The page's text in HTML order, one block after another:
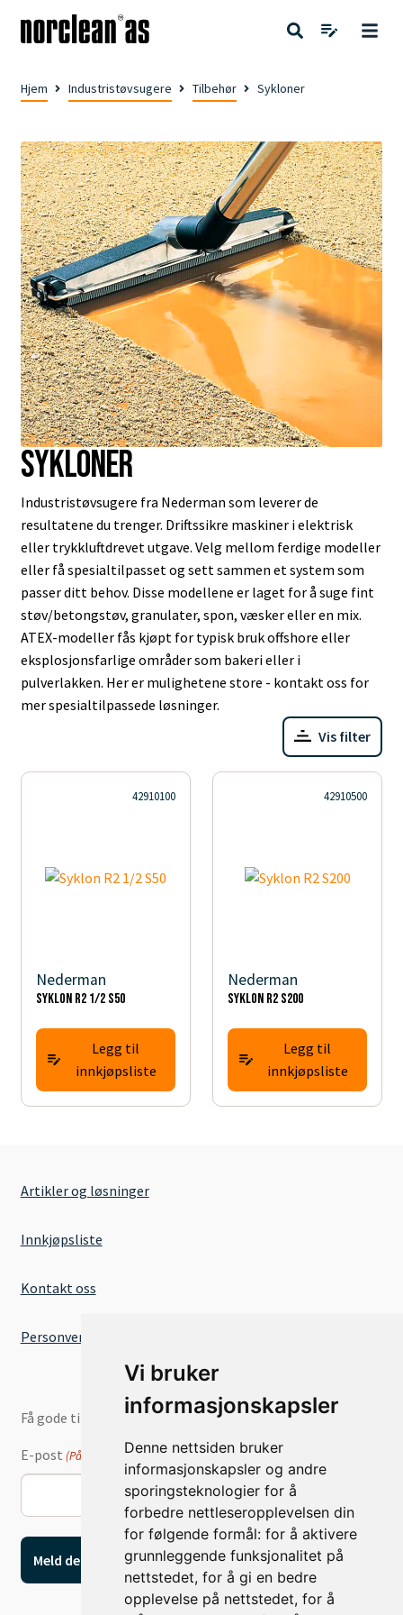
Vi bruker
informasjonskapsler
Denne nettsiden bruker
informasjonskapsler og andre
sporingsteknologier for å
forbedre nettleseropplevelsen din
for følgende formål: for å aktivere
grunnleggende funksjonalitet på
nettstedet, for å gi en bedre
opplevelse på nettstedet, for å
Hjem Industristøvsugere Tilbehør Sykloner
Sykloner
Industristøvsugere fra Nederman som leverer de
resultatene du trenger. Driftssikre maskiner i elektrisk
eller trykkluftdrevet utgave. Velg mellom ferdige modeller
eller få spesialtilpasset og sett sammen et system som
passer ditt behov. Disse modellene er laget for å suge fint
støv/betongstøv, granulater, spon, væsker eller en mix.
ATEX-modeller fås kjøpt for typisk bruk offshore eller
eksplosjonsfarlige områder som bakeri eller i
pulverlakken. Her er mulighetene store - kontakt oss for
mer spesialtilpassede løsninger.
Vis filter
42910100
Nederman
Syklon R2 1/2 S50
Legg til
innkjøpsliste
42910500
Nederman
Syklon R2 S200
Legg til
innkjøpsliste
Artikler og løsninger
Innkjøpsliste
Kontakt oss
Personvernserklæring
Få gode tilbud og nyheter på e-post
E-post (Påkrevd)